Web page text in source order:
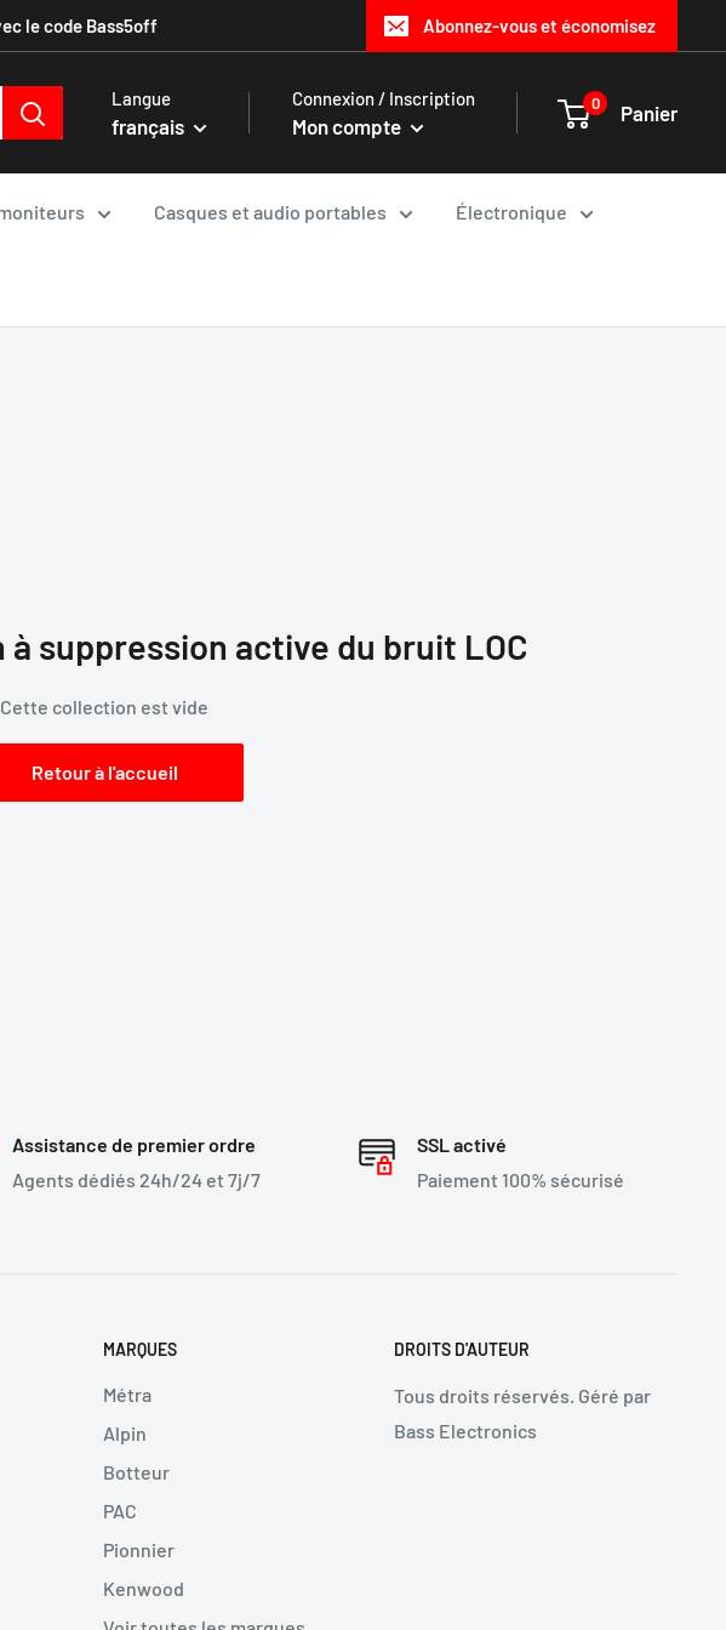
le code Bass5off Abonnez-vous et économisez
Langue
français
Connexion / Inscription
Mon compte
0 Panier
Casques et audio portables Électronique
suppression active du bruit LOC
Cette collection est vide
Retour à l'accueil
Assistance de premier ordre
Agents dédiés 24h/24 et 7j/7
SSL activé
Paiement 100% sécurisé
MARQUES
Métra
Alpin
Botteur
PAC
Pionnier
Kenwood
DROITS D'AUTEUR
Tous droits réservés. Géré par
Bass Electronics